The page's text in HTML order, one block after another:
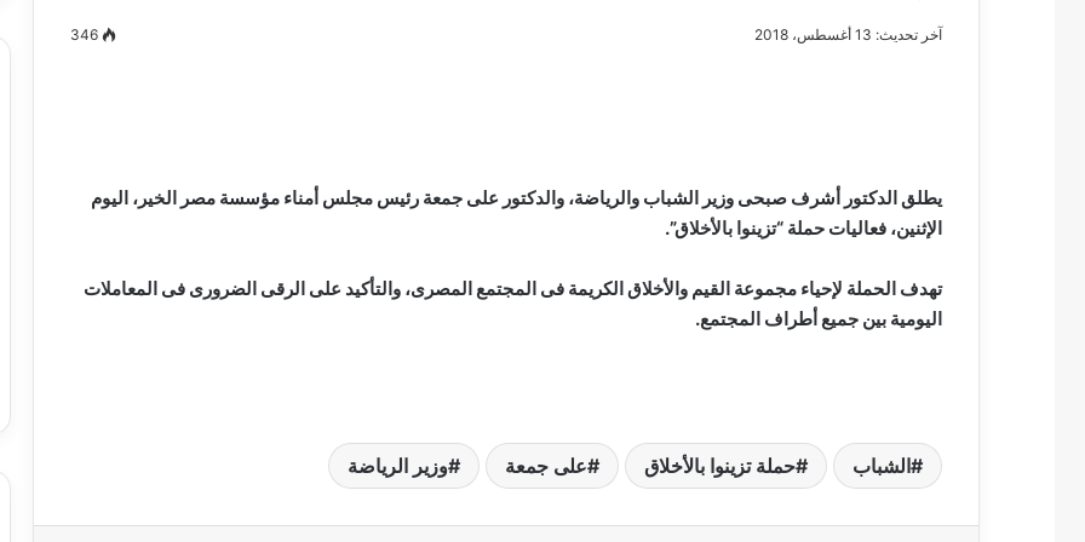
آخر تحديث: 13 أغسطس، 2018 346
يطلق الدكتور أشرف صبحى وزير الشباب والرياضة، والدكتور على جمعة رئيس مجلس أمناء مؤسسة مصر الخير، اليوم
الإثنين، فعاليات حملة “تزينوا بالأخلاق”.
تهدف الحملة لإحياء مجموعة القيم والأخلاق الكريمة فى المجتمع المصرى، والتأكيد على الرقى الضرورى فى المعاملات
اليومية بين جميع أطراف المجتمع.
الشباب حملة تزينوا بالأخلاق على جمعة وزير الرياضةبدء الصمت الانتخابي لجولة إعادة المرحلة
سيف
الدين
….
مايسه
عطوهمصطفى كامل سيف الدين …. يكتب
سيف
ميلاد